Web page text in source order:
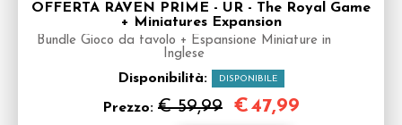
OFFERTA RAVEN PRIME - UR - The Royal Game
+ Miniatures Expansion
Bundle Gioco da tavolo + Espansione Miniature in
Inglese
Disponibilità: DISPONIBILE
Prezzo: € 59,99 €47,99